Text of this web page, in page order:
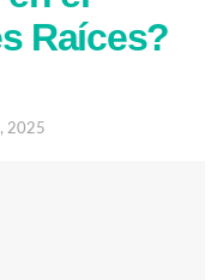
Raíces?
2025